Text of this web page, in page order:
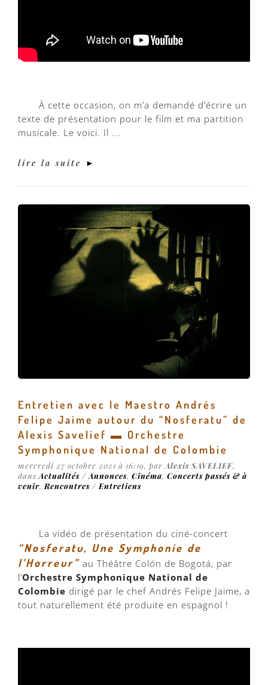
À cette occasion, on m’a demandé d’écrire un
texte de présentation pour le film et ma partition
musicale. Le voici. Il ...
lire la suite ►
Entretien avec le Maestro Andrés
Felipe Jaime autour du “Nosferatu” de
Alexis Savelief ▬ Orchestre
Symphonique National de Colombie
mercredi 27 octobre 2021 à 16:19, par Alexis SAVELIEF,
dans Actualités / Annonces, Cinéma, Concerts passés & à
venir, Rencontres / Entretiens
La vidéo de présentation du ciné-concert
“Nosferatu, Une Symphonie de
l’Horreur” au Théâtre Colón de Bogotá, par
l’Orchestre Symphonique National de
Colombie dirigé par le chef Andrés Felipe Jaime, a
tout naturellement été produite en espagnol !